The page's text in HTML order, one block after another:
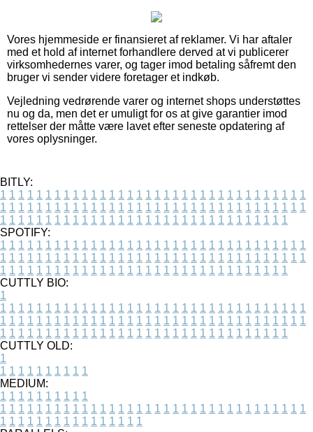
Vores hjemmeside er finansieret af reklamer. Vi har aftaler
med et hold af internet forhandlere derved at vi publicerer
virksomhedernes varer, og tager imod betaling såfremt den
bruger vi sender videre foretager et indkøb.
Vejledning vedrørende varer og internet shops understøttes
nu og da, men det er umuligt for os at give garantier imod
rettelser der måtte være lavet efter seneste opdatering af
vores oplysninger.
BITLY:
1 1 1 1 1 1 1 1 1 1 1 1 1 1 1 1 1 1 1 1 1 1 1 1 1 1 1 1 1 1 1 1 1 1
1 1 1 1 1 1 1 1 1 1 1 1 1 1 1 1 1 1 1 1 1 1 1 1 1 1 1 1 1 1 1 1 1 1
1 1 1 1 1 1 1 1 1 1 1 1 1 1 1 1 1 1 1 1 1 1 1 1 1 1 1 1 1 1 1 1
SPOTIFY:
1 1 1 1 1 1 1 1 1 1 1 1 1 1 1 1 1 1 1 1 1 1 1 1 1 1 1 1 1 1 1 1 1 1
1 1 1 1 1 1 1 1 1 1 1 1 1 1 1 1 1 1 1 1 1 1 1 1 1 1 1 1 1 1 1 1 1 1
1 1 1 1 1 1 1 1 1 1 1 1 1 1 1 1 1 1 1 1 1 1 1 1 1 1 1 1 1 1 1 1
CUTTLY BIO:
1
1 1 1 1 1 1 1 1 1 1 1 1 1 1 1 1 1 1 1 1 1 1 1 1 1 1 1 1 1 1 1 1 1 1
1 1 1 1 1 1 1 1 1 1 1 1 1 1 1 1 1 1 1 1 1 1 1 1 1 1 1 1 1 1 1 1 1 1
1 1 1 1 1 1 1 1 1 1 1 1 1 1 1 1 1 1 1 1 1 1 1 1 1 1 1 1 1 1 1 1
CUTTLY OLD:
1
1 1 1 1 1 1 1 1 1 1
MEDIUM:
1 1 1 1 1 1 1 1 1 1
1 1 1 1 1 1 1 1 1 1 1 1 1 1 1 1 1 1 1 1 1 1 1 1 1 1 1 1 1 1 1 1 1 1
1 1 1 1 1 1 1 1 1 1 1 1 1 1 1 1